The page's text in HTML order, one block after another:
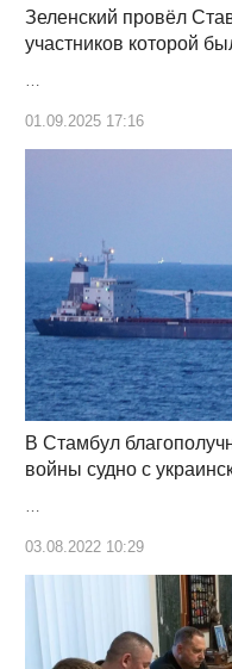
Зеленский провёл
участников которой
01.09.2025 17:16
В Стамбул
войны судно с
…
03.08.2022 10:29